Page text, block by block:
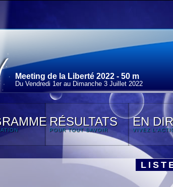
Meeting de la Liberté 2022 - 50 m
Du Vendredi 1erau Dimanche 3 Juillet 2022
RÉSULTATS
POUR TOUT SAVOIR
EN
VIVEZ